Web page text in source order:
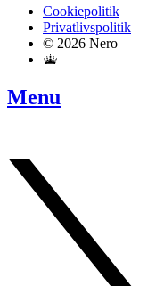
Cookiepolitik
Privatlivspolitik
© 2026 Nero
Menu